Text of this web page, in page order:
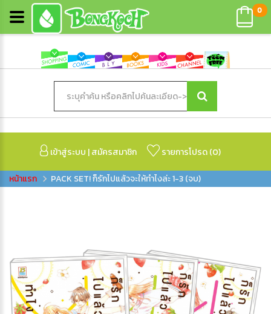
เข้าสู่ระบบ |สมัครสมาชิก รายการโปรด (0)
0
PACK SET! ก็รักไปแล้วจะให้ทำไงล่ะ 1-3 (จบ)